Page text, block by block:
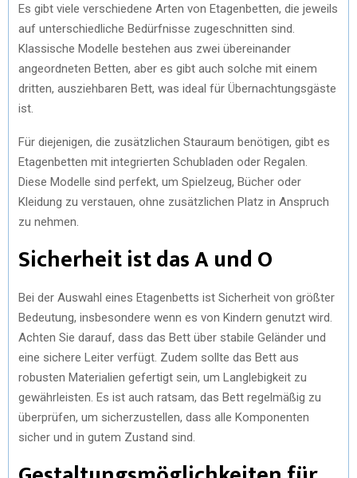
Es gibt viele verschiedene Arten von Etagenbetten, die jeweils
auf unterschiedliche Bedürfnisse zugeschnitten sind.
Klassische Modelle bestehen aus zwei übereinander
angeordneten Betten, aber es gibt auch solche mit einem
dritten, ausziehbaren Bett, was ideal für Übernachtungsgäste
ist.
Für diejenigen, die zusätzlichen Stauraum benötigen, gibt es
Etagenbetten mit integrierten Schubladen oder Regalen.
Diese Modelle sind perfekt, um Spielzeug, Bücher oder
Kleidung zu verstauen, ohne zusätzlichen Platz in Anspruch
zu nehmen.
Sicherheit ist das A und O
Bei der Auswahl eines Etagenbetts ist Sicherheit von größter
Bedeutung, insbesondere wenn es von Kindern genutzt wird.
Achten Sie darauf, dass das Bett über stabile Geländer und
eine sichere Leiter verfügt. Zudem sollte das Bett aus
robusten Materialien gefertigt sein, um Langlebigkeit zu
gewährleisten. Es ist auch ratsam, das Bett regelmäßig zu
überprüfen, um sicherzustellen, dass alle Komponenten
sicher und in gutem Zustand sind.